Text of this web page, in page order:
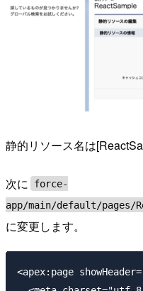
静的リソース名は
次に
force-
app/main/default/pages/
に変更します。
<apex:page